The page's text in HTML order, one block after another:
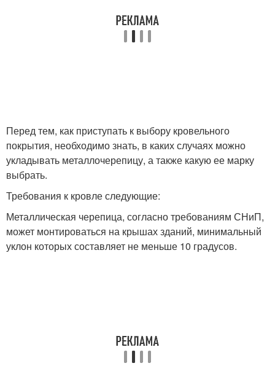
Перед тем, как приступать к выбору кровельного
покрытия, необходимо знать, в каких случаях можно
укладывать металлочерепицу, а также какую ее марку
выбрать.
Требования к кровле следующие:
Металлическая черепица, согласно требованиям СНиП,
может монтироваться на крышах зданий, минимальный
уклон которых составляет не меньше 10 градусов.